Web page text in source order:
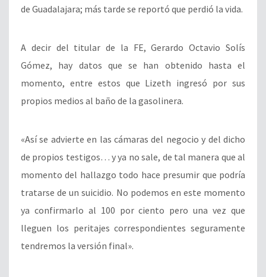
de Guadalajara; más tarde se reportó que perdió la vida.
A decir del titular de la FE, Gerardo Octavio Solís
Gómez, hay datos que se han obtenido hasta el
momento, entre estos que Lizeth ingresó por sus
propios medios al baño de la gasolinera.
«Así se advierte en las cámaras del negocio y del dicho
de propios testigos… y ya no sale, de tal manera que al
momento del hallazgo todo hace presumir que podría
tratarse de un suicidio. No podemos en este momento
ya confirmarlo al 100 por ciento pero una vez que
lleguen los peritajes correspondientes seguramente
tendremos la versión final».